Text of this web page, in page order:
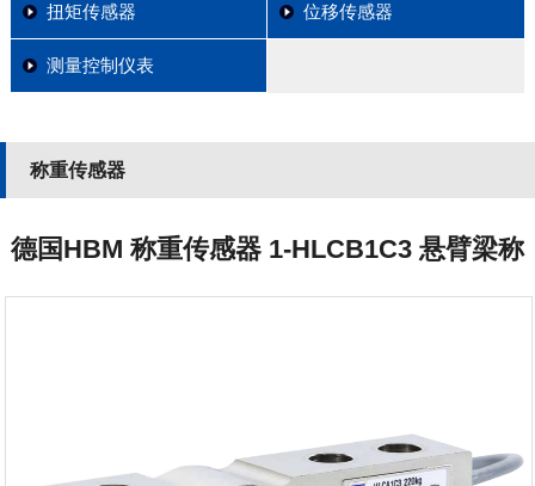
扭矩传感器 位移传感器
测量控制仪表
称重传感器
德国HBM 称重传感器 1-HLCB1C3 悬臂梁称